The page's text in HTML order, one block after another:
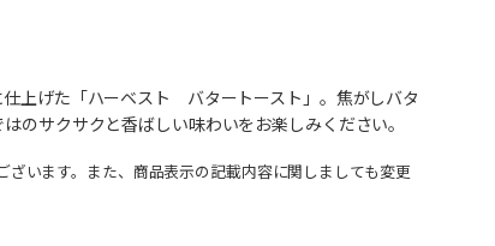
上げた「ハーベスト バタートースト」。焦がしバタ
のサクサクと香ばしい味わいをお楽しみください。
います。また、商品表示の記載内容に関しましても変更